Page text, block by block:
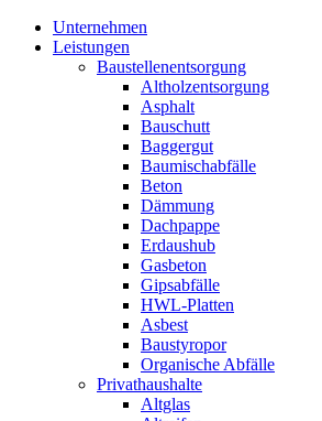
Unternehmen
Leistungen
Baustellenentsorgung
Altholzentsorgung
Asphalt
Bauschutt
Baggergut
Baumischabfälle
Beton
Dämmung
Dachpappe
Erdaushub
Gasbeton
Gipsabfälle
HWL-Platten
Asbest
Baustyropor
Organische Abfälle
Privathaushalte
Altglas